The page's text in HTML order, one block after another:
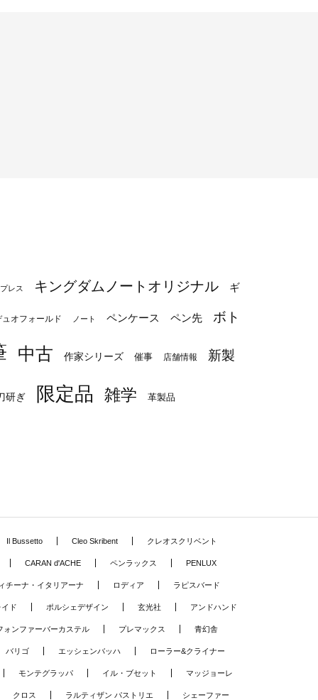
レス キングダムノートオリジナル ギ
ュオフォールド ノート ペンケース ペン先 ボト
中古 作家シリーズ 催事 店舗情報 新製
研ぎ 限定品 雑学 革製品
Il Bussetto Cleo Skribent クレオスクリベント
CARAN d'ACHE ペンラックス PENLUX
チーナ・イタリアーナ ロディア ラピスバード
ド ポルシェデザイン 玄光社 アンドハンド
ォンファーバーカステル プレマックス 青幻舎
バリゴ エッシェンバッハ ローラー&クライナー
モンテグラッパ イル・ブセット マッジョーレ
クロス ラルティザン パストリエ シェーファー